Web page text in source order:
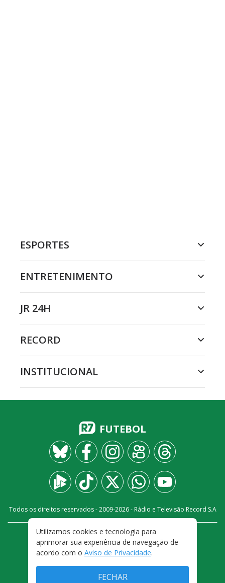
ESPORTES
ENTRETENIMENTO
JR 24H
RECORD
INSTITUCIONAL
FUTEBOL
Todos os direitos reservados - 2009-2026- Rádio e Televisão Record S.A
FALE CONOSCO
PRIVACIDADE
TERMOS E CONDIÇÕES DE USO
Utilizamos cookies e tecnologia para
aprimorar sua experiência de navegação de
acordo com o Aviso de Privacidade.
FECHAR